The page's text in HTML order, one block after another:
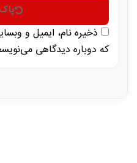
ذخیره نام، ایمیل و
که دوباره دیدگاهی